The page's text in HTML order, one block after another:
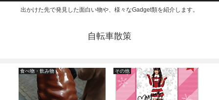
出かけた先で発見した面白い物や、様々なGadget類を紹介します。
自転車散策
食べ物・飲み物 その他